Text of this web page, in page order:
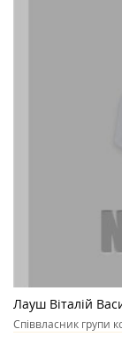
Лауш Віталій
Співвласник групи